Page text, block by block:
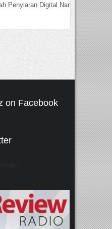
Penyiaran Digital Nama
on Facebook